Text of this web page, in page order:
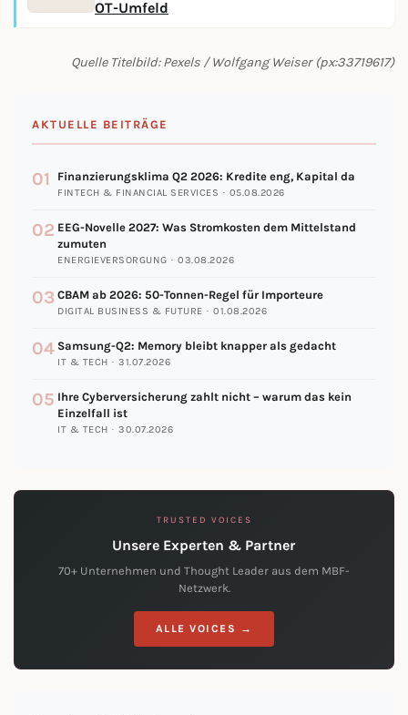
OT-Umfeld
Quelle Titelbild: Pexels / Wolfgang Weiser (px:33719617)
AKTUELLE BEITRÄGE
01 Finanzierungsklima Q2 2026: Kredite eng, Kapital da
FINTECH & FINANCIAL SERVICES · 05.08.2026
02 EEG-Novelle 2027: Was Stromkosten dem Mittelstand
zumuten
ENERGIEVERSORGUNG · 03.08.2026
03 CBAM ab 2026: 50-Tonnen-Regel für Importeure
DIGITAL BUSINESS & FUTURE · 01.08.2026
04 Samsung-Q2: Memory bleibt knapper als gedacht
IT & TECH · 31.07.2026
05 Ihre Cyberversicherung zahlt nicht – warum das kein
Einzelfall ist
IT & TECH · 30.07.2026
TRUSTED VOICES
Unsere Experten & Partner
70+ Unternehmen und Thought Leader aus dem MBF-
Netzwerk.
ALLE VOICES →